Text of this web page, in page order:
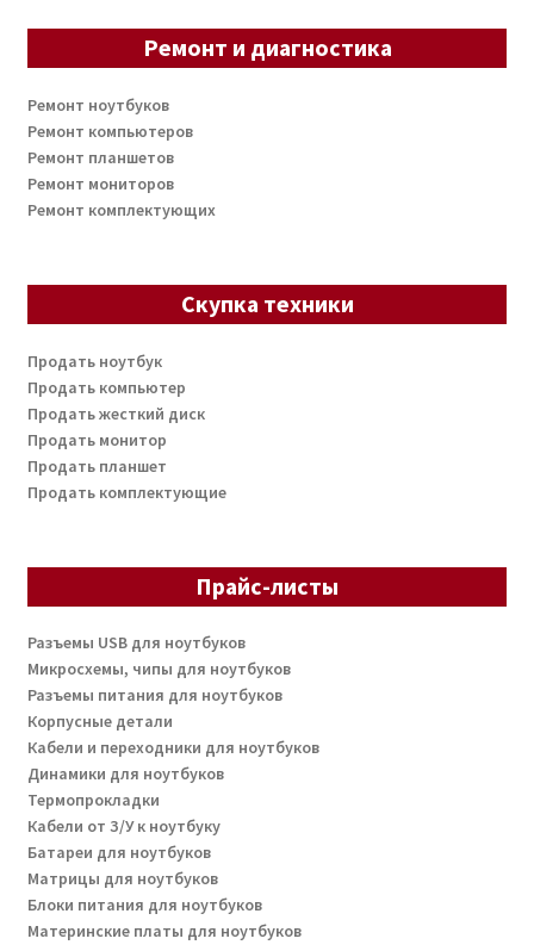
Ремонт и диагностика
Ремонт ноутбуков
Ремонт компьютеров
Ремонт планшетов
Ремонт мониторов
Ремонт комплектующих
Скупка техники
Продать ноутбук
Продать компьютер
Продать жесткий диск
Продать монитор
Продать планшет
Продать комплектующие
Прайс-листы
Разъемы USB для ноутбуков
Микросхемы, чипы для ноутбуков
Разъемы питания для ноутбуков
Корпусные детали
Кабели и переходники для ноутбуков
Динамики для ноутбуков
Термопрокладки
Кабели от З/У к ноутбуку
Батареи для ноутбуков
Матрицы для ноутбуков
Блоки питания для ноутбуков
Материнские платы для ноутбуков